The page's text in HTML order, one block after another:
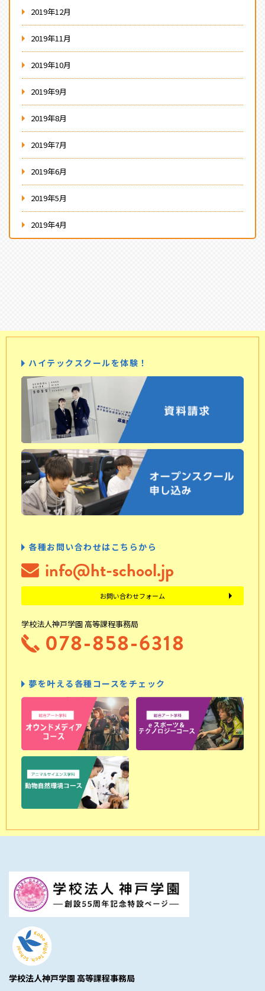
2019年12月
2019年11月
2019年10月
2019年9月
2019年8月
2019年7月
2019年6月
2019年5月
2019年4月
ハイテックスクールを体験！
各種お問い合わせはこちらから
info@ht-school.jp
お問い合わせフォーム
学校法人神戸学園 高等課程事務局
078-858-6318
夢を叶える各種コースをチェック
学校法人神戸学園 高等課程事務局